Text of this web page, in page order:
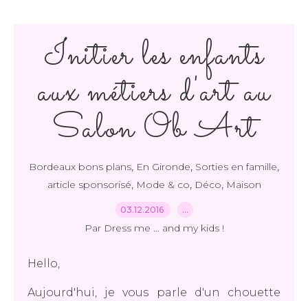
Initier les enfants
aux métiers d'art au
Salon Ob Art
Bordeaux bons plans, En Gironde, Sorties en famille,
article sponsorisé, Mode & co, Déco, Maison
03.12.2016 …
Par Dress me ... and my kids !
Hello,
Aujourd'hui, je vous parle d'un chouette